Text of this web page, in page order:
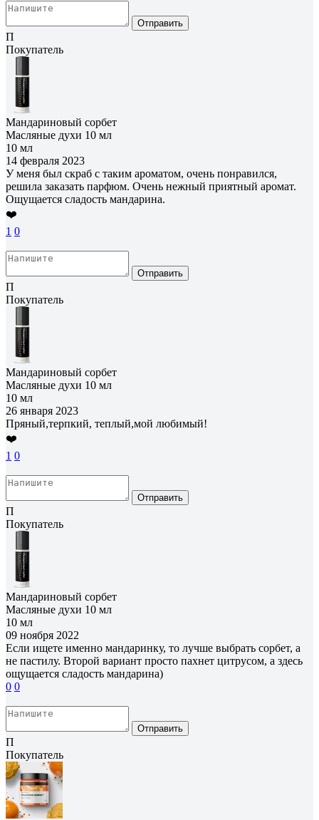
Отправить
П
Покупатель
Мандариновый сорбет
Масляные духи 10 мл
10 мл
14 февраля 2023
У меня был скраб с таким ароматом, очень понравился,
решила заказать парфюм. Очень нежный приятный аромат.
Ощущается сладость мандарина.
❤️
1 0
Отправить
П
Покупатель
Мандариновый сорбет
Масляные духи 10 мл
10 мл
26 января 2023
Пряный,терпкий, теплый,мой любимый!
❤️
1 0
Отправить
П
Покупатель
Мандариновый сорбет
Масляные духи 10 мл
10 мл
09 ноября 2022
Если ищете именно мандаринку, то лучше выбрать сорбет, а
не пастилу. Второй вариант просто пахнет цитрусом, а здесь
ощущается сладость мандарина)
0 0
Отправить
П
Покупатель